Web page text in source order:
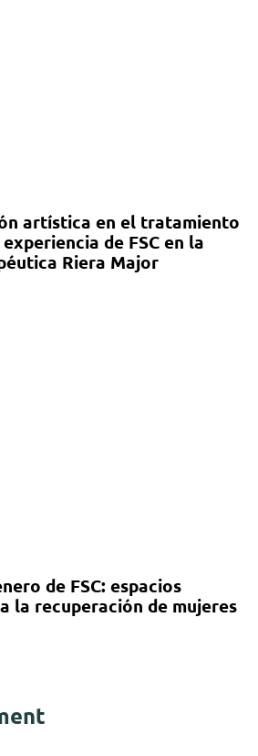
artística en el tratamiento
de FSC en la
Riera Major
de FSC: espacios
la recuperación de mujeres